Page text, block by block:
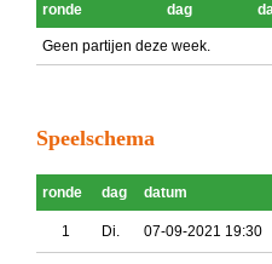
ronde dag
Geen partijen deze week.
Speelschema
ronde dag datum
1 Di. 07-09-2021 19:30